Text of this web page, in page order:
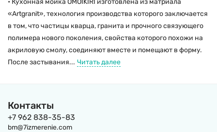
• Кухонная мойка OMOIKIRI изготовлена из матриала
«Artgranit», технология производства которого заключается
в том, что частицы кварца, гранита и прочного связующего
полимера нового поколения, свойства которого похожи на
акриловую смолу, соединяют вместе и помещают в форму.
После застывания... Читать далее
Контакты
+7 962 838-35-83
bm@7izmerenie.com